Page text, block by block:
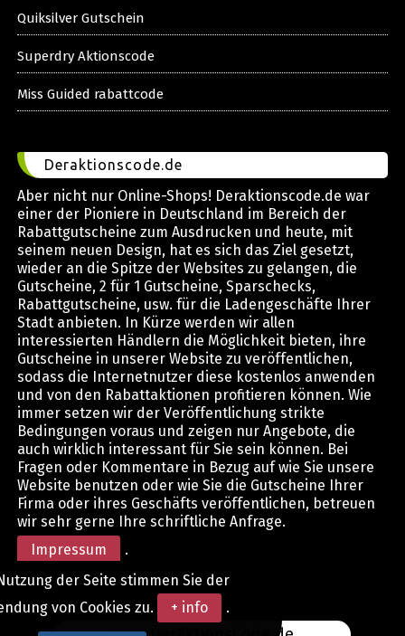
Quiksilver Gutschein
Superdry Aktionscode
Miss Guided rabattcode
Deraktionscode.de
Aber nicht nur Online-Shops! Deraktionscode.de war
einer der Pioniere in Deutschland im Bereich der
Rabattgutscheine zum Ausdrucken und heute, mit
seinem neuen Design, hat es sich das Ziel gesetzt,
wieder an die Spitze der Websites zu gelangen, die
Gutscheine, 2 für 1 Gutscheine, Sparschecks,
Rabattgutscheine, usw. für die Ladengeschäfte Ihrer
Stadt anbieten. In Kürze werden wir allen
interessierten Händlern die Möglichkeit bieten, ihre
Gutscheine in unserer Website zu veröffentlichen,
sodass die Internetnutzer diese kostenlos anwenden
und von den Rabattaktionen profitieren können. Wie
immer setzen wir der Veröffentlichung strikte
Bedingungen voraus und zeigen nur Angebote, die
auch wirklich interessant für Sie sein können. Bei
Fragen oder Kommentare in Bezug auf wie Sie unsere
Website benutzen oder wie Sie die Gutscheine Ihrer
Firma oder ihres Geschäfts veröffentlichen, betreuen
wir sehr gerne Ihre schriftliche Anfrage.
Impressum
.
der Seite stimmen Sie der
von Cookies zu.
+ info .